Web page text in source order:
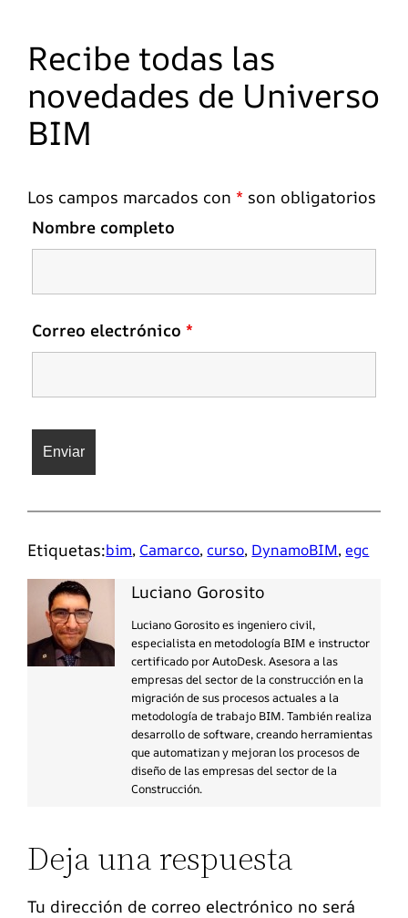
Recibe todas las
novedades de Universo
BIM
Los campos marcados con * son obligatorios
Nombre completo
Correo electrónico*
Etiquetas:bim, Camarco, curso, DynamoBIM, egc
Luciano Gorosito
Luciano Gorosito es ingeniero civil,
especialista en metodología BIM e instructor
certificado por AutoDesk. Asesora a las
empresas del sector de la construcción en la
migración de sus procesos actuales a la
metodología de trabajo BIM. También realiza
desarrollo de software, creando herramientas
que automatizan y mejoran los procesos de
diseño de las empresas del sector de la
Construcción.
Deja una respuesta
Tu dirección de correo electrónico no será